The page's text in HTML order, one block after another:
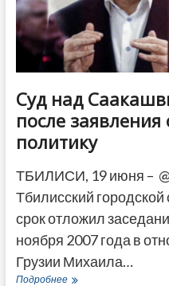
Суд над
после
политику
ТБИЛИСИ, 19 июня –
Тбилисский
срок отложил
ноября 2007 года в
Грузии Михаила…
ПодробнееСуд